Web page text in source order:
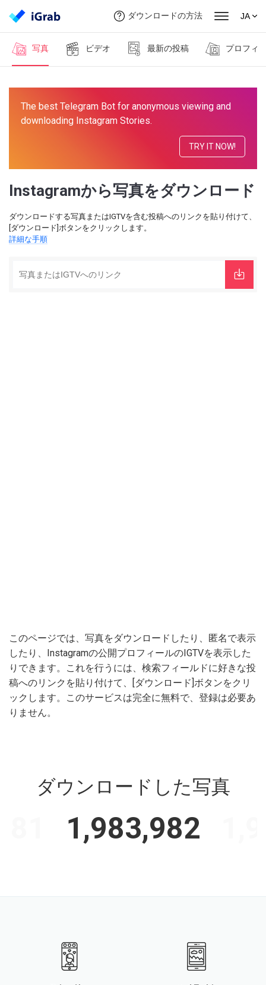
ダウンロードの方法 JA
写真 ビデオ 最新の投稿 プロフィ
The best Telegram Bot for anonymous viewing and
downloading Instagram Stories.
TRY IT NOW!
Instagramから写真をダウンロード
ダウンロードする写真またはIGTVを含む投稿へのリンクを貼り付けて、
[ダウンロード]ボタンをクリックします。
詳細な手順
このページでは、写真をダウンロードしたり、匿名で表示
したり、Instagramの公開プロフィールのIGTVを表示した
りできます。これを行うには、検索フィールドに好きな投
稿へのリンクを貼り付けて、[ダウンロード]ボタンをクリ
ックします。このサービスは完全に無料で、登録は必要あ
りません。
ダウンロードした写真
1,983,982